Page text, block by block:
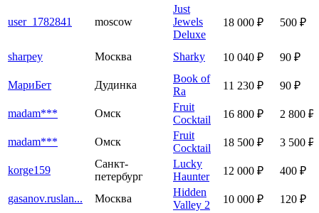
user_1782841 moscow
Just
Jewels
Deluxe
18 000 ₽ 500 ₽
sharpey Москва Sharky 10 040 ₽ 90 ₽
МариБет Дудинка
Book of
Ra
11 230 ₽ 90 ₽
madam*** Омск
Fruit
Cocktail
16 800 ₽ 2 800 ₽
madam*** Омск
Fruit
Cocktail
18 500 ₽ 3 500 ₽
korge159
Санкт-
петербург
Lucky
Haunter
12 000 ₽ 400 ₽
gasanov.ruslan... Москва
Hidden
Valley 2
10 000 ₽
120 ₽